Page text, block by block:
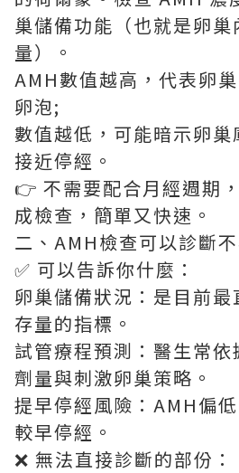
巢儲備功能（也就是卵
量）。
AMH數值越高，代表卵
卵泡;
數值越低，可能暗示卵
接近停經。
👉 不需要配合月經週期
成檢查，簡單又快速。
二、AMH檢查可以診斷
✅ 可以告訴你什麼：
卵巢儲備狀況：是目前
存量的指標。
試管療程預測：醫生常
劑量與刺激卵巢策略。
提早停經風險：AMH偏
較早停經。
❌ 無法直接診斷的部份：